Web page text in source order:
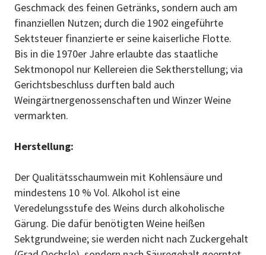
Geschmack des feinen Getränks, sondern auch am
finanziellen Nutzen; durch die 1902 eingeführte
Sektsteuer finanzierte er seine kaiserliche Flotte.
Bis in die 1970er Jahre erlaubte das staatliche
Sektmonopol nur Kellereien die Sektherstellung; via
Gerichtsbeschluss durften bald auch
Weingärtnergenossenschaften und Winzer Weine
vermarkten.
Herstellung:
Der Qualitätsschaumwein mit Kohlensäure und
mindestens 10 % Vol. Alkohol ist eine
Veredelungsstufe des Weins durch alkoholische
Gärung. Die dafür benötigten Weine heißen
Sektgrundweine; sie werden nicht nach Zuckergehalt